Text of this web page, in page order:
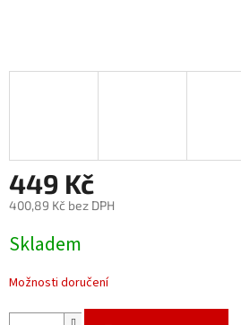
449 Kč
400,89 Kč bez DPH
cena:
Skladem
Možnosti doručení